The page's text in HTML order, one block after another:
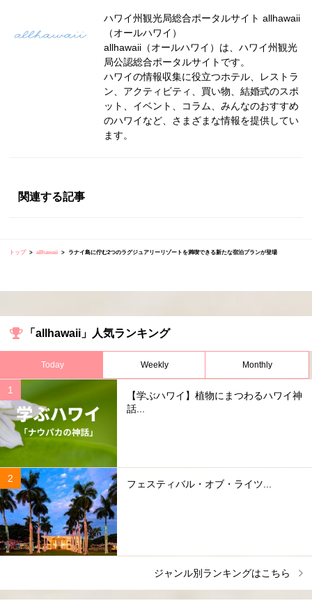
ハワイ州観光局総合ポータルサイト allhawaii
（オールハワイ）
allhawaii（オールハワイ）は、ハワイ州観光
局公認総合ポータルサイトです。
ハワイの情報収集に役立つホテル、レストラ
ン、アクティビティ、買い物、結婚式のスポ
ット、イベント、コラム、みんなのおすすめ
のハワイなど、さまざまな情報を提供してい
ます。
関連する記事
トップ allhawaii ラナイ島に佇む2つのラグジュアリーリゾートを満喫できる新たな宿泊プランが登場
「allhawaii」人気ランキング
Today Weekly Monthly
【学ぶハワイ】植物にまつわるハワイ神
話...
フェスティバル・オブ・ライツ...
ジャンル別ランキングはこちら